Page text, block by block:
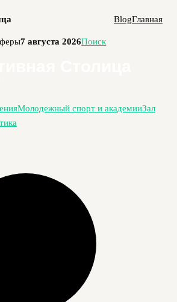
BlogГлавная
7 августа 2026Поиск
Молодежный спорт и академииЗал